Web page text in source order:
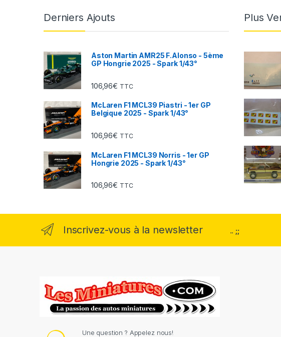
Derniers Ajouts
Aston Martin AMR25 F.Alonso - 5ème
GP Hongrie 2025 - Spark 1/43°
106,96€ TTC
McLaren F1 MCL39 Piastri - 1er GP
Belgique 2025 - Spark 1/43°
106,96€ TTC
McLaren F1 MCL39 Norris - 1er GP
Hongrie 2025 - Spark 1/43°
106,96€ TTC
Plus
Inscrivez-vous à la newsletter .. ;;
Une question ? Appelez nous!